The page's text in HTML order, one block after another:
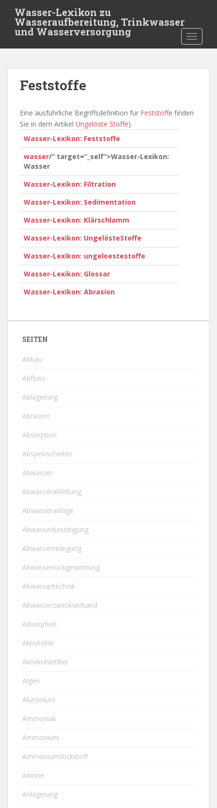
t
Wasser-Lexikon zu
Wasseraufbereitung, Trinkwasser
und Wasserversorgung
Feststoffe
Eine ausführliche Begriffsdefinition für Feststoffe finden
Sie in dem Artikel Ungelöste Stoffe).
Wasser-Lexikon: Feststoffe
wasser/“ target=“_self“>Wasser-Lexikon:
Wasser
Wasser-Lexikon: Filtration
Wasser-Lexikon: Sedimentation
Wasser-Lexikon: Klärschlamm
Wasser-Lexikon: UngelösteStoffe
Wasser-Lexikon: ungeloestestoffe
Wasser-Lexikon: Glossar
Wasser-Lexikon: Abrasion
SEITEN
Abbau
Abfluss
Ablagerung
Abrasion
Absorption
Absperrschieber
Abwasser
Abwasserableitung
Abwasseranlage
Abwasserbeseitigung
Abwasserreinigung
Abwasserrückgewinnung
Abwassertechnik
Abwasserzweckverband
Adsorption
Aktivkohle
Aktivkohlefilter
Algen
Aluminium
Ammoniak
Ammonium
Ammoniumstickstoff
Anione
Anlagerung